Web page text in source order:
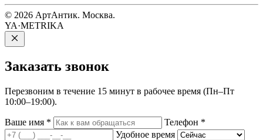
© 2026 АртАнтик. Москва.
YA·METRIKA
Заказать звонок
Перезвоним в течение 15 минут в рабочее время (Пн–Пт
10:00–19:00).
Ваше имя * Телефон *
Удобное время